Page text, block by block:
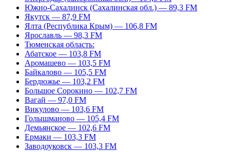
Южно-Сахалинск (Сахалинская обл.) — 89,3 FM
Якутск — 87,9 FM
Ялта (Республика Крым) — 106,8 FM
Ярославль — 98,3 FM
Тюменская область:
Абатское — 103,8 FM
Аромашево — 103,5 FM
Байкалово — 105,5 FM
Бердюжье — 103,2 FM
Большое Сорокино — 102,7 FM
Вагай — 97,0 FM
Викулово — 103,6 FM
Голышманово — 105,4 FM
Демьянское — 102,6 FM
Ермаки — 103,3 FM
Заводоуковск — 103,3 FM